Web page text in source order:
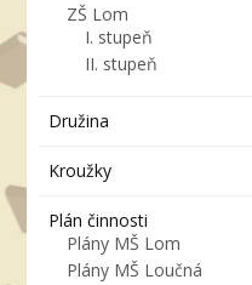
ZŠ Lom
I. stupeň
II. stupeň
Družina
Kroužky
Plán činnosti
Plány MŠ Lom
Plány MŠ Loučná